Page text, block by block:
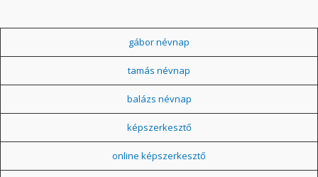
gábor névnap
tamás névnap
balázs névnap
képszerkesztő
online képszerkesztő